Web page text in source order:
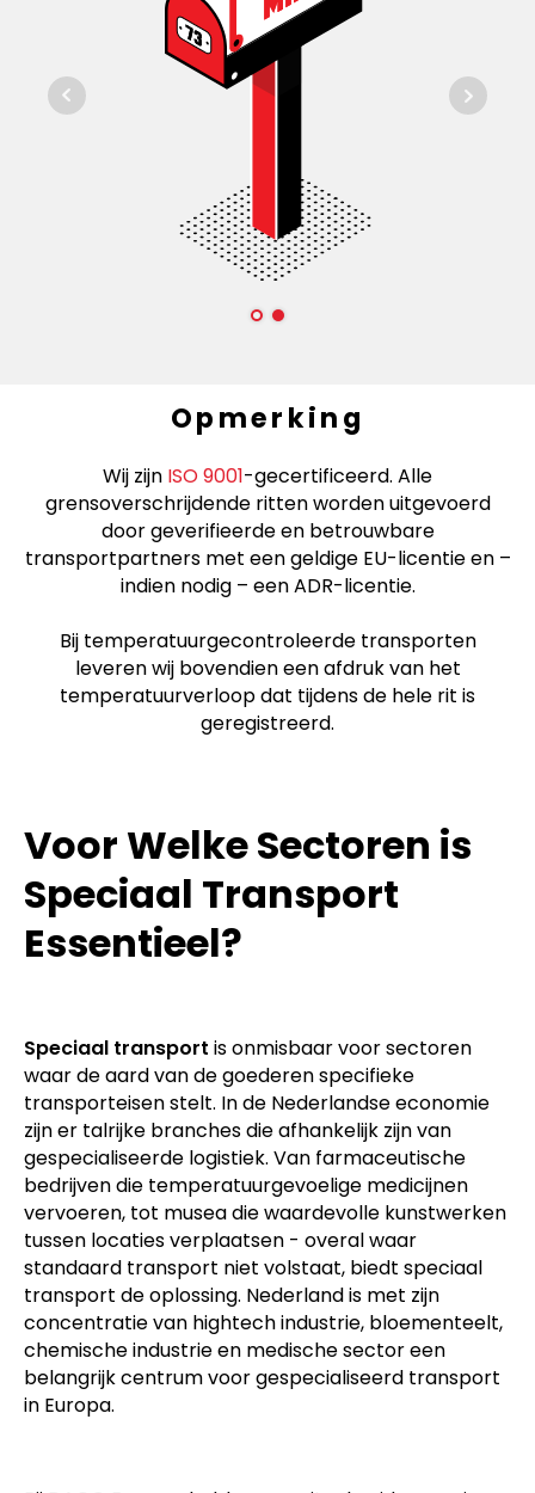
Opmerking
Wij zijn ISO 9001-gecertificeerd. Alle
grensoverschrijdende ritten worden uitgevoerd
door geverifieerde en betrouwbare
transportpartners met een geldige EU-licentie en –
indien nodig – een ADR-licentie.
Bij temperatuurgecontroleerde transporten
leveren wij bovendien een afdruk van het
temperatuurverloop dat tijdens de hele rit is
geregistreerd.
Voor Welke Sectoren is
Speciaal Transport
Essentieel?
Speciaal transport is onmisbaar voor sectoren
waar de aard van de goederen specifieke
transporteisen stelt. In de Nederlandse economie
zijn er talrijke branches die afhankelijk zijn van
gespecialiseerde logistiek. Van farmaceutische
bedrijven die temperatuurgevoelige medicijnen
vervoeren, tot musea die waardevolle kunstwerken
tussen locaties verplaatsen - overal waar
standaard transport niet volstaat, biedt speciaal
transport de oplossing. Nederland is met zijn
concentratie van hightech industrie, bloementeelt,
chemische industrie en medische sector een
belangrijk centrum voor gespecialiseerd transport
in Europa.